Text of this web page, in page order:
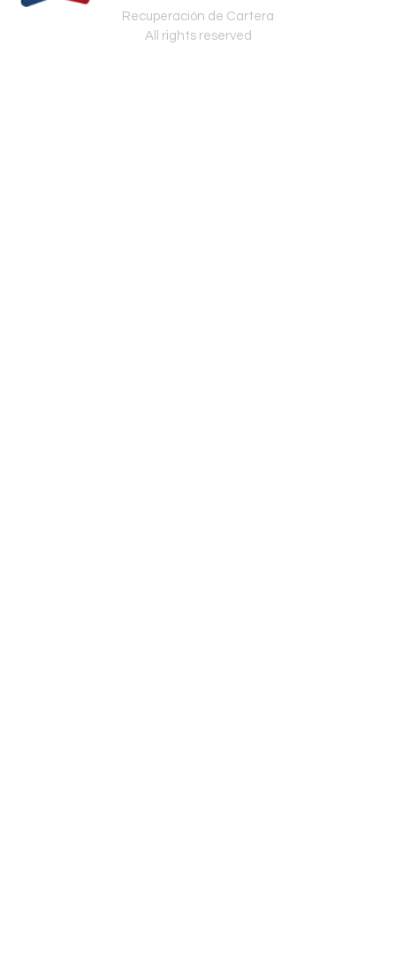
Recuperación de Cartera
All rights reserved